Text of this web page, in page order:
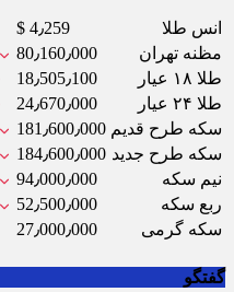
انس طلا $ 4٫259
مظنه تهران
80٫160٫000
طلا ۱۸ عیار
18٫505٫100
طلا ۲۴ عیار
24٫670٫000
سکه طرح قدیم 181٫600٫000
سکه طرح جدید 184٫600٫000
نیم سکه
94٫000٫000
ربع سکه
52٫500٫000
سکه گرمی
27٫000٫000
گفتگو